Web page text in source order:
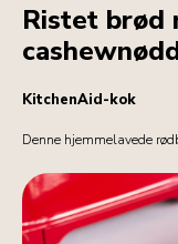
Ristet brød
KitchenAid-kok
Denne hjemmelavede